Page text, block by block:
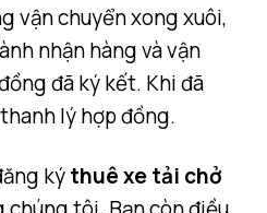
vận chuyển xong xuôi,
nhận hàng và vận
đã ký kết. Khi đã
lý hợp đồng.
kýthuê xe tải chở